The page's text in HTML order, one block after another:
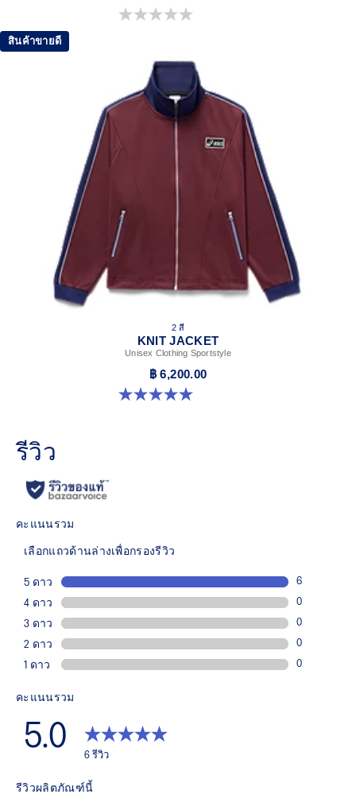
0.0 จาก 5 ดาว
สินค้าขายดี
2 สี
KNIT JACKET
Unisex Clothing Sportstyle
฿ 6,200.00
5.0 จาก 5 ดาว 1 รีวิว